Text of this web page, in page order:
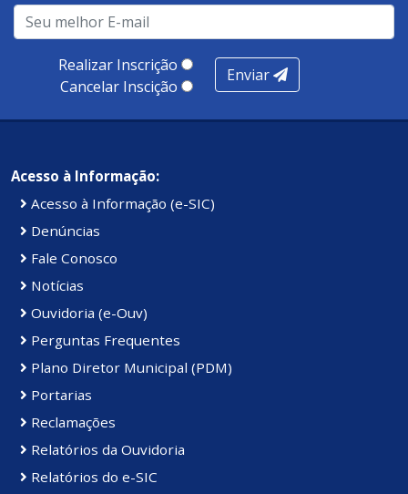
Realizar Inscrição
Cancelar Inscição
Enviar
Acesso à Informação:
Acesso à Informação (e-SIC)
Denúncias
Fale Conosco
Notícias
Ouvidoria (e-Ouv)
Perguntas Frequentes
Plano Diretor Municipal (PDM)
Portarias
Reclamações
Relatórios da Ouvidoria
Relatórios do e-SIC